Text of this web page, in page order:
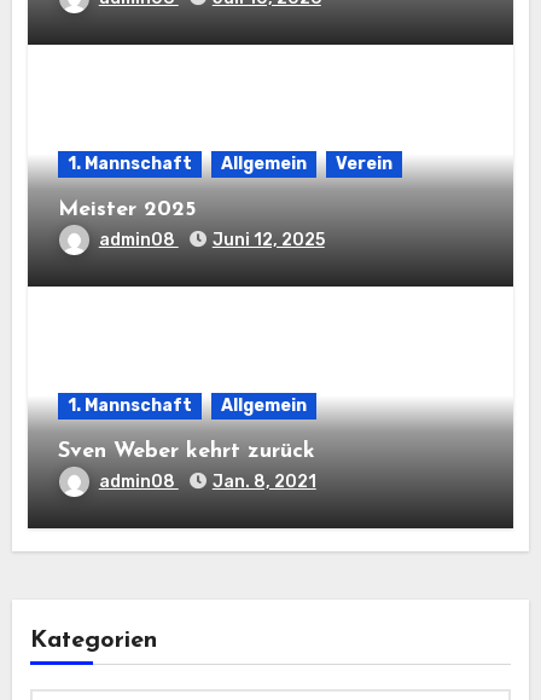
1. Mannschaft Allgemein Verein
Meister 2025
admin08 Juni 12, 2025
1. Mannschaft Allgemein
Sven Weber kehrt zurück
admin08 Jan. 8, 2021
Kategorien